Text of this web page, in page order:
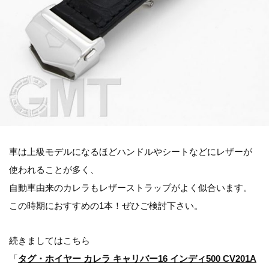
車は上級モデルになるほどハンドルやシートなどにレザーが
使われることが多く、
自動車由来のカレラもレザーストラップがよく似合います。
この時期におすすめの1本！ぜひご検討下さい。
続きましてはこちら
「タグ・ホイヤー カレラ キャリバー16 インディ500 CV201A